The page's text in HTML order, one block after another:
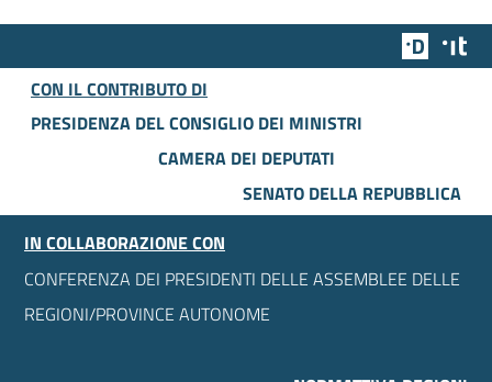
Team
CON IL CONTRIBUTO DI
PRESIDENZA DEL CONSIGLIO DEI MINISTRI
CAMERA DEI DEPUTATI
SENATO DELLA REPUBBLICA
IN COLLABORAZIONE CON
CONFERENZA DEI PRESIDENTI DELLE ASSEMBLEE DELLE
REGIONI/PROVINCE AUTONOME